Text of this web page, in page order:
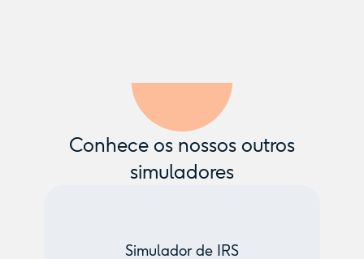
Conhece os nossos outros
simuladores
Simulador de IRS